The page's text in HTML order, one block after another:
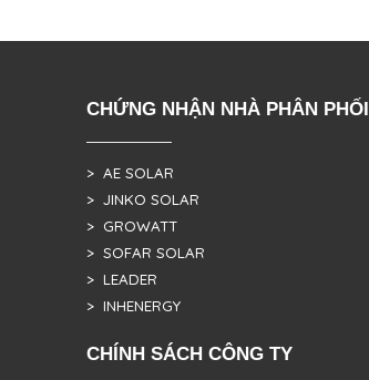
CHỨNG NHẬN NHÀ PHÂN PHỐI
> AE SOLAR
> JINKO SOLAR
> GROWATT
> SOFAR SOLAR
> LEADER
> INHENERGY
CHÍNH SÁCH CÔNG TY